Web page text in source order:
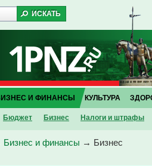
И ФИНАНСЫ
Бюджет Бизнес Налоги и штрафы
КУЛЬТУРА
Бизнес и финансы → Бизнес